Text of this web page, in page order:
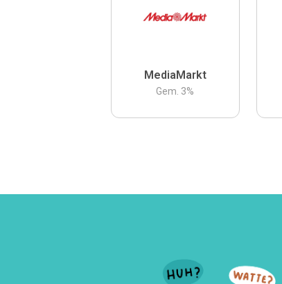
MediaMarkt
Gem. 3%